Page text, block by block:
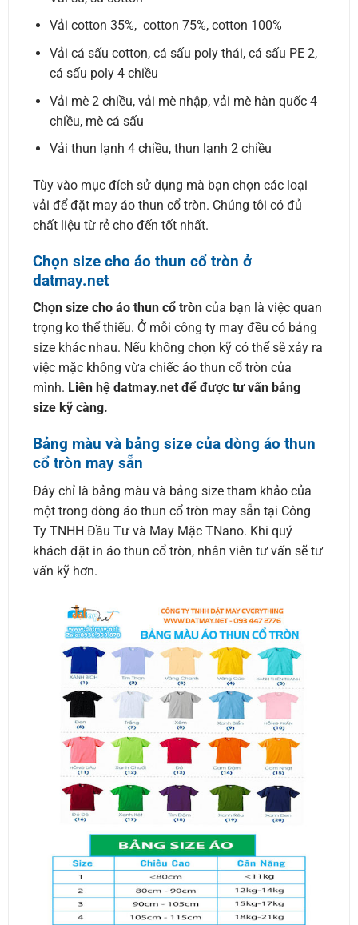
Vải cotton 35%, cotton 75%, cotton 100%
Vải cá sấu cotton, cá sấu poly thái, cá sấu PE 2,
cá sấu poly 4 chiều
Vải mè 2 chiều, vải mè nhập, vải mè hàn quốc 4
chiều, mè cá sấu
Vải thun lạnh 4 chiều, thun lạnh 2 chiều
Tùy vào mục đích sử dụng mà bạn chọn các loại
vải để đặt may áo thun cổ tròn. Chúng tôi có đủ
chất liệu từ rẻ cho đến tốt nhất.
Chọn size cho áo thun cổ tròn ở
datmay.net
Chọn size cho áo thun cổ tròn của bạn là việc quan
trọng ko thể thiếu. Ở mỗi công ty may đều có bảng
size khác nhau. Nếu không chọn kỹ có thể sẽ xảy ra
việc mặc không vừa chiếc áo thun cổ tròn của
mình. Liên hệ datmay.net để được tư vấn bảng
size kỹ càng.
Bảng màu và bảng size của dòng áo thun
cổ tròn may sẵn
Đây chỉ là bảng màu và bảng size tham khảo của
một trong dòng áo thun cổ tròn may sẵn tại Công
Ty TNHH Đầu Tư và May Mặc TNano. Khi quý
khách đặt in áo thun cổ tròn, nhân viên tư vấn sẽ tư
vấn kỹ hơn.